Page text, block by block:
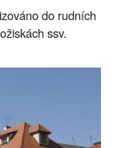
do rudních
ssv.